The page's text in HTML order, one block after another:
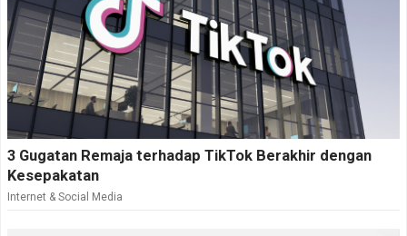
3 Gugatan Remaja terhadap TikTok Berakhir dengan
Kesepakatan
Internet & Social Media